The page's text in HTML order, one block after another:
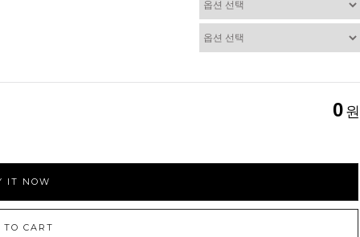
0 원
IT NOW
TO CART